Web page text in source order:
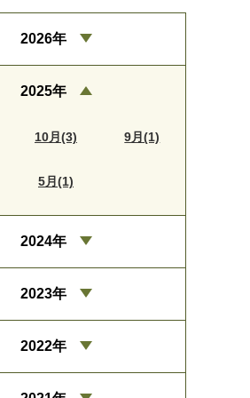
2026年
2025年
10月(3) 9月(1)
5月(1)
2024年
2023年
2022年